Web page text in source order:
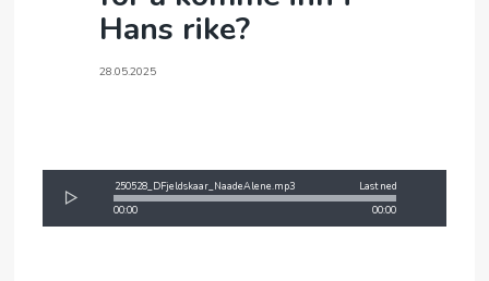
Hans rike?
28.05.2025
00:00 67:45
250528_DFjeldskaar_NaadeAlene.mp3 Last ned